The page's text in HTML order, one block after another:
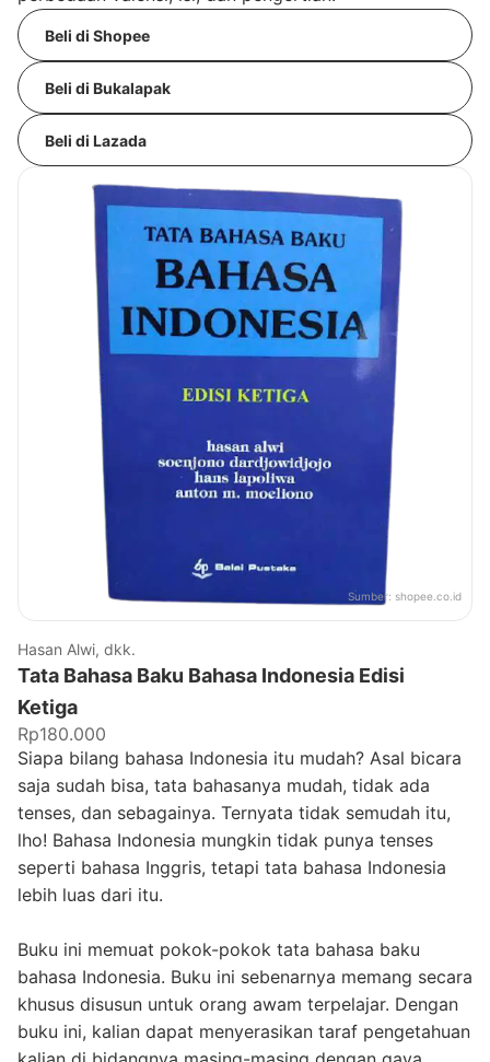
Beli di Shopee
Beli di Bukalapak
Beli di Lazada
Sumber: shopee.co.id
Hasan Alwi, dkk.
Tata Bahasa Baku Bahasa Indonesia Edisi
Ketiga
Rp180.000
Siapa bilang bahasa Indonesia itu mudah? Asal bicara
saja sudah bisa, tata bahasanya mudah, tidak ada
tenses, dan sebagainya. Ternyata tidak semudah itu,
lho! Bahasa Indonesia mungkin tidak punya tenses
seperti bahasa Inggris, tetapi tata bahasa Indonesia
lebih luas dari itu.
Buku ini memuat pokok-pokok tata bahasa baku
bahasa Indonesia. Buku ini sebenarnya memang secara
khusus disusun untuk orang awam terpelajar. Dengan
buku ini, kalian dapat menyerasikan taraf pengetahuan